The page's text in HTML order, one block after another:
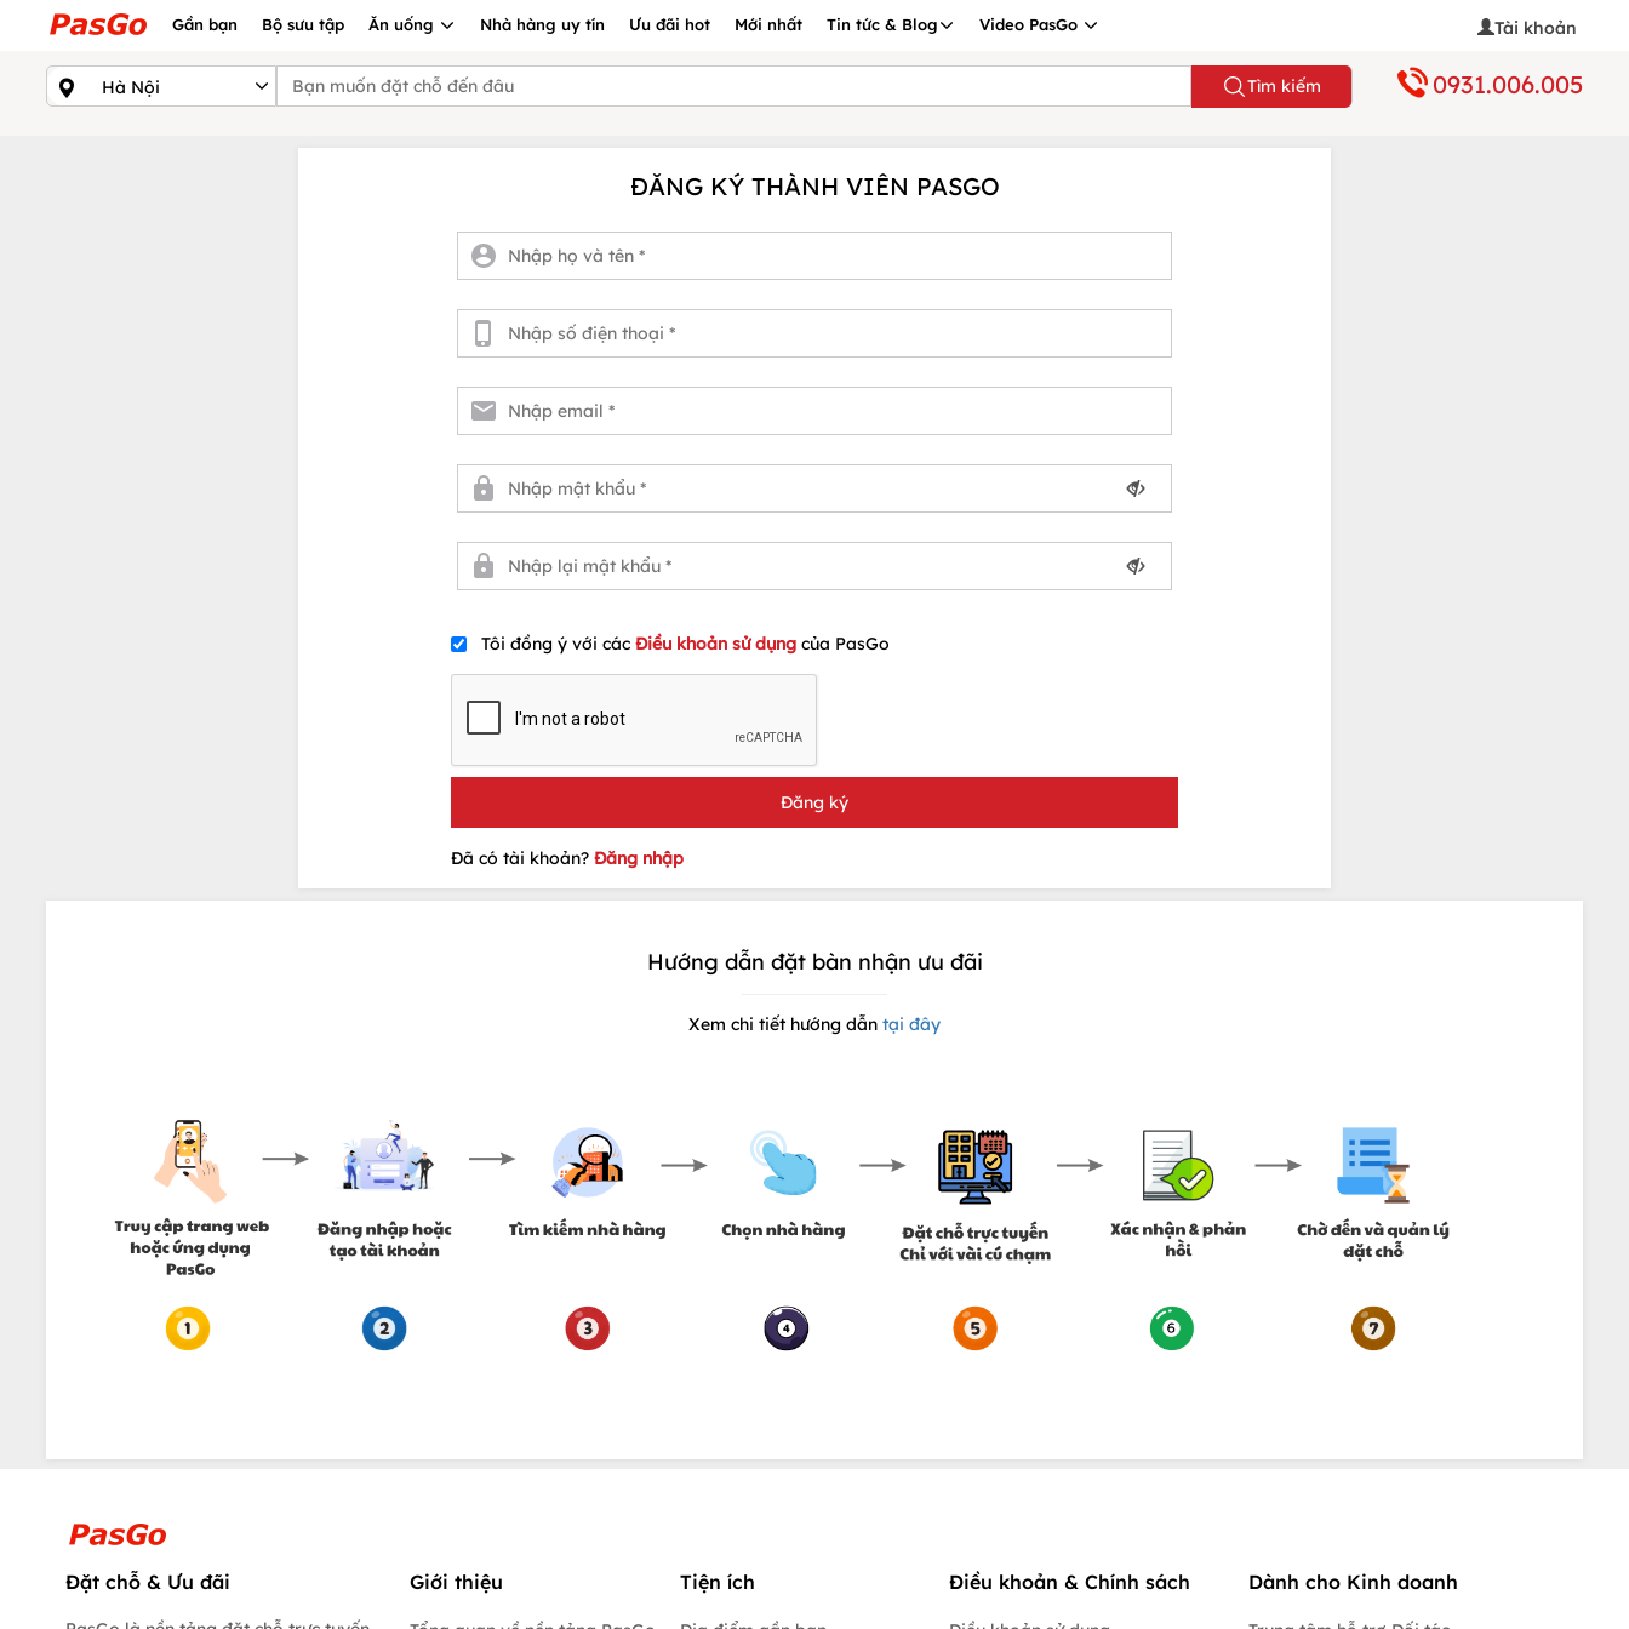
Gần bạn Bộ sưu tập Ăn uống Nhà hàng uy tín Ưu đãi hot Mới nhất Tin tức & Blog Video PasGo Tài khoản
Tìm kiếm 0931.006.005
ĐĂNG KÝ THÀNH VIÊN PASGO
Tôi đồng ý với các Điều khoản sử dụng của PasGo
Đã có tài khoản? Đăng nhập
Hướng dẫn đặt bàn nhận ưu đãi
Xem chi tiết hướng dẫn tại đây
Đặt chỗ & Ưu đãi Giới thiệu Tiện ích Điều khoản & Chính sách Dành cho Kinh doanh